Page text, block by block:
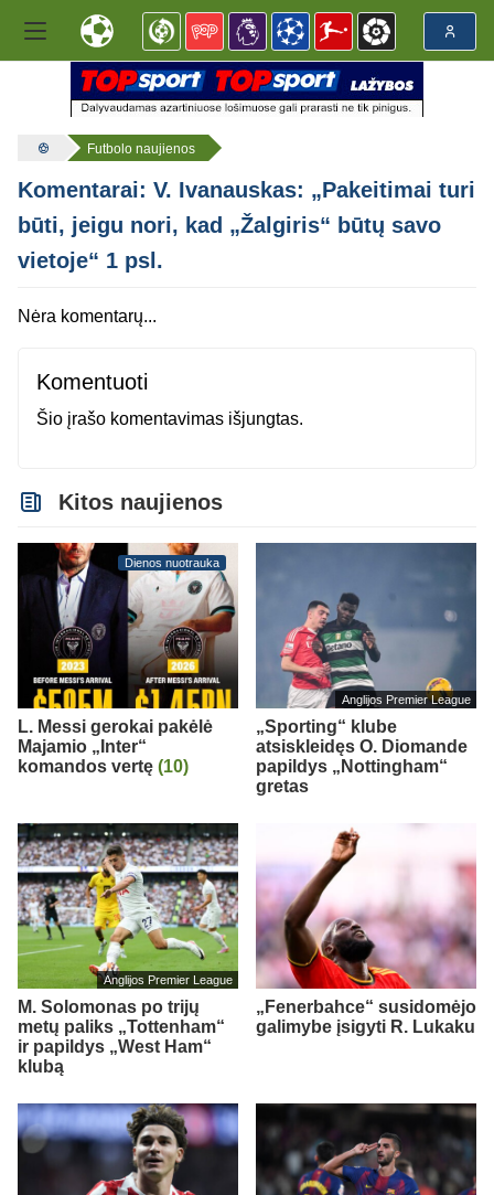
Futbolo naujienos
Komentarai: V. Ivanauskas: „Pakeitimai turi
būti, jeigu nori, kad „Žalgiris“ būtų savo
vietoje“ 1 psl.
Nėra komentarų...
Komentuoti
Šio įrašo komentavimas išjungtas.
Kitos naujienos
Dienos nuotrauka
L. Messi gerokai pakėlė
Majamio „Inter“
komandos vertę (10)
Anglijos Premier League
„Sporting“ klube
atsiskleidęs O. Diomande
papildys „Nottingham“
gretas
Anglijos Premier League
M. Solomonas po trijų
metų paliks „Tottenham“
ir papildys „West Ham“
klubą
„Fenerbahce“ susidomėjo
galimybe įsigyti R. Lukaku